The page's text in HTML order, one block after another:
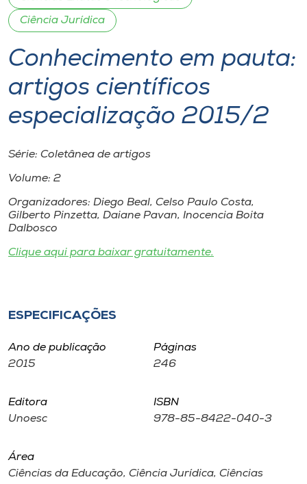
Biblioteca
Rádio
Museu
Store
Selecione
o idioma
A+
Ciência Jurídica
Conhecimento em pauta:
artigos científicos
especialização 2015/2
Série: Coletânea de artigos
Volume: 2
Organizadores: Diego Beal, Celso Paulo Costa,
Gilberto Pinzetta, Daiane Pavan, Inocencia Boita
Dalbosco
Clique aqui para baixar gratuitamente.
ESPECIFICAÇÕES
Ano de publicação
2015
Páginas
246
Editora
Unoesc
ISBN
978-85-8422-040-3
Área
Ciências da Educação, Ciência Jurídica, Ciências